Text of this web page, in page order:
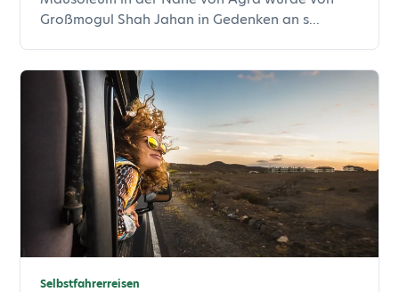
Großmogul Shah Jahan in Gedenken an s...
Selbstfahrerreisen